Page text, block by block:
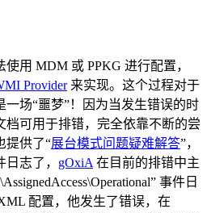
MDM 或 PPKG 进行配置，
Provider来实现。这个过程对于
一场“噩梦”！因为当发生错误的时
档可用于排错，完全依靠不断的尝
提供了“展台模式问题疑难解答”，
志了， gOxiA在目前的排错中主
事件日
配置，他发生了错误，在